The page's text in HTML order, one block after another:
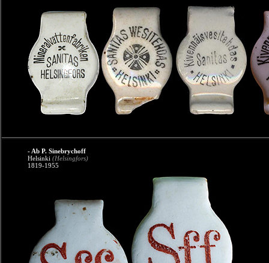
- Ab P. Sinebrychoff
Helsinki (Helsingfors)
1819-1955